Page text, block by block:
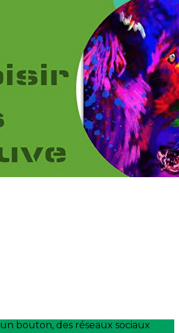
d'accueil
bouton, des réseaux sociaux